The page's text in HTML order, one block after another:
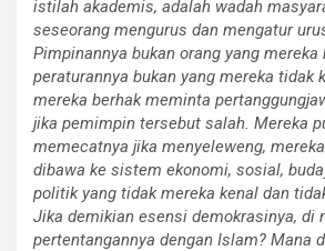
istilah akademis, adalah wadah
seseorang mengurus dan mengatur
Pimpinannya bukan orang yang mereka
peraturannya bukan yang mereka tidak
mereka berhak meminta
jika pemimpin tersebut salah. Mereka
memecatnya jika menyeleweng,
dibawa ke sistem ekonomi, sosial,
politik yang tidak mereka kenal dan
Jika demikian esensi demokrasinya, di
pertentangannya dengan Islam? Mana